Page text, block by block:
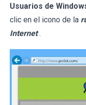
Usuarios de
clic en el icono de la
Internet .